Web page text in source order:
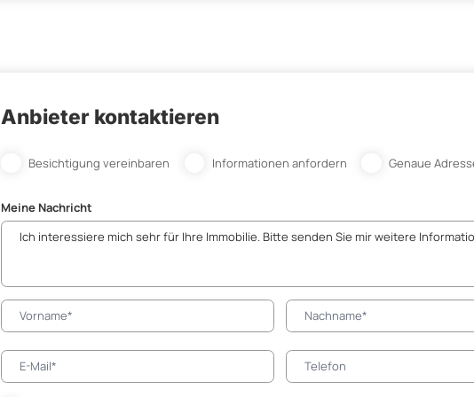
Anbieter kontaktieren
Besichtigung vereinbaren Informationen anfordern Genaue
Meine Nachricht